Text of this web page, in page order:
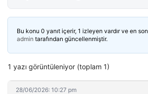
Bu konu 0 yanıt içerir, 1 izleyen vardır ve en son
admin tarafından güncellenmiştir.
1 yazı görüntüleniyor (toplam 1)
28/06/2026: 10:27 pm